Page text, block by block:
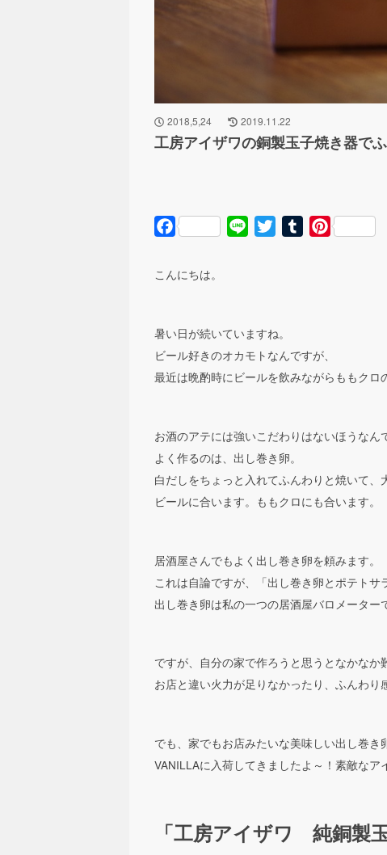
2018,5,24 2019.11.22
工房アイザワの銅製玉子焼き器で
Facebook Line TwitterTumblrPinterest
こんにちは。
暑い日が続いていますね。
ビール好きのオカモトなんですが、
最近は晩酌時にビールを飲みながらももクロ
お酒のアテには強いこだわりはないほうなん
よく作るのは、出し巻き卵。
白だしをちょっと入れてふんわりと焼いて、
ビールに合います。ももクロにも合います。
居酒屋さんでもよく出し巻き卵を頼みます。
これは自論ですが、「出し巻き卵とポテトサ
出し巻き卵は私の一つの居酒屋バロメーター
ですが、自分の家で作ろうと思うとなかなか
お店と違い火力が足りなかったり、ふんわり
でも、家でもお店みたいな美味しい出し巻き
VANILLAに入荷してきましたよ～！素敵なア
「工房アイザワ 純銅製